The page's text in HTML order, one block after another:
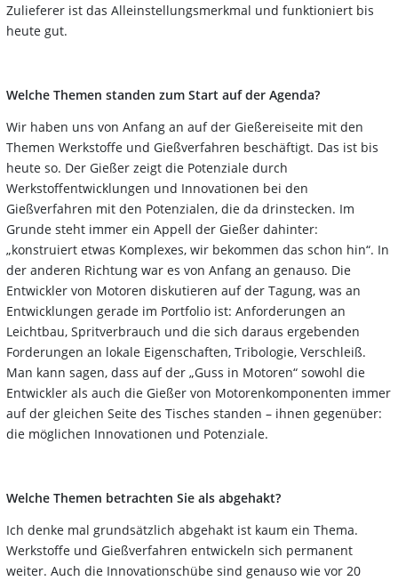
Zulieferer ist das Alleinstellungsmerkmal und funktioniert bis
heute gut.
Welche Themen standen zum Start auf der Agenda?
Wir haben uns von Anfang an auf der Gießereiseite mit den
Themen Werkstoffe und Gießverfahren beschäftigt. Das ist bis
heute so. Der Gießer zeigt die Potenziale durch
Werkstoffentwicklungen und Innovationen bei den
Gießverfahren mit den Potenzialen, die da drinstecken. Im
Grunde steht immer ein Appell der Gießer dahinter:
„konstruiert etwas Komplexes, wir bekommen das schon hin“. In
der anderen Richtung war es von Anfang an genauso. Die
Entwickler von Motoren diskutieren auf der Tagung, was an
Entwicklungen gerade im Portfolio ist: Anforderungen an
Leichtbau, Spritverbrauch und die sich daraus ergebenden
Forderungen an lokale Eigenschaften, Tribologie, Verschleiß.
Man kann sagen, dass auf der „Guss in Motoren“ sowohl die
Entwickler als auch die Gießer von Motorenkomponenten immer
auf der gleichen Seite des Tisches standen – ihnen gegenüber:
die möglichen Innovationen und Potenziale.
Welche Themen betrachten Sie als abgehakt?
Ich denke mal grundsätzlich abgehakt ist kaum ein Thema.
Werkstoffe und Gießverfahren entwickeln sich permanent
weiter. Auch die Innovationschübe sind genauso wie vor 20